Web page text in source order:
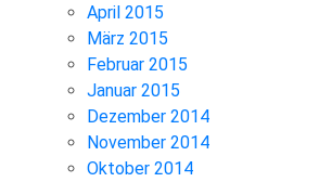
April 2015
März 2015
Februar 2015
Januar 2015
Dezember 2014
November 2014
Oktober 2014